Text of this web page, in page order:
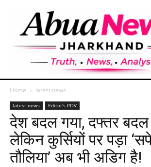
Home latest news
latest news Editor's POV
देश बदल गया, दफ्तर
लेकिन कुर्सियों पर पड़ा
तौलिया’ अब भी अडिग है!